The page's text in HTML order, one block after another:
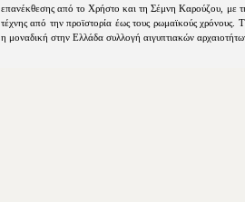
επανέκθεσης από το Χρήστο και τη Σέμνη Καρούζου, με
τέχνης από την προϊστορία έως τους ρωμαϊκούς
η μοναδική στην Ελλάδα συλλογή αιγυπτιακών